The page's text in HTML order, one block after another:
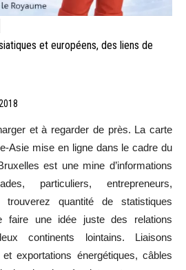
et européens, des liens de
et à regarder de près. La carte
Asie mise en ligne dans le cadre du
est une mine d’informations
particuliers, entrepreneurs,
quantité de statistiques
faire une idée juste des relations
continents lointains. Liaisons
exportations énergétiques, câbles